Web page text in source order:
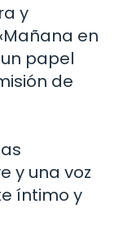
y
en
papel
de
y una voz
íntimo y